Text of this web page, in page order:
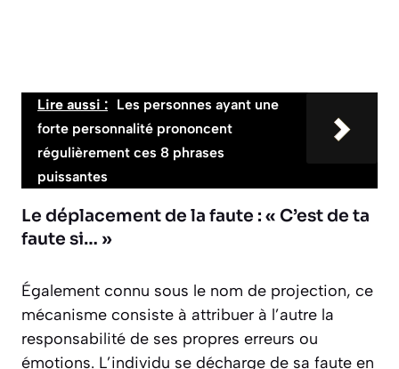
Lire aussi : Les personnes ayant une
forte personnalité prononcent
régulièrement ces 8 phrases
puissantes
Le déplacement de la faute : « C’est de ta
faute si… »
Également connu sous le nom de projection, ce
mécanisme consiste à attribuer à l’autre la
responsabilité de ses propres erreurs ou
émotions. L’individu se décharge de sa faute en